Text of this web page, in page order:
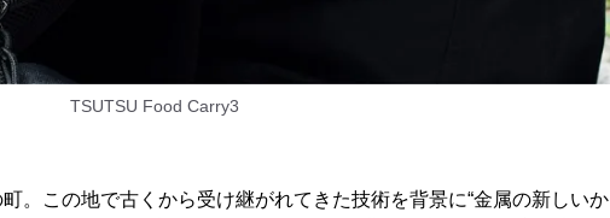
TSUTSU Food Carry3
。この地で古くから受け継がれてきた技術を背景に“金属の新しいか